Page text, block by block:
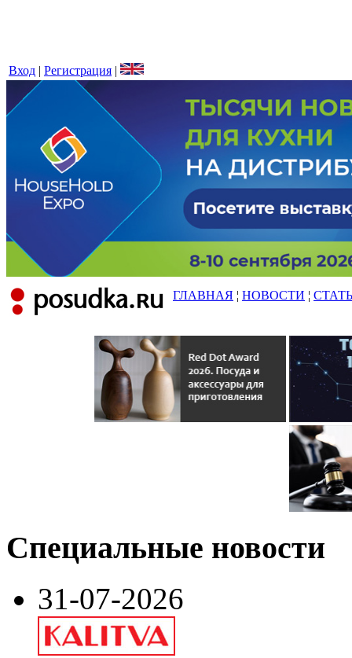
Вход | Регистрация |
ГЛАВНАЯ ¦ НОВОСТИ ¦
Специальные новости
31-07-2026